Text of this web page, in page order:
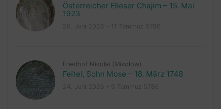
Österreicher Elieser Chajim – 15. Mai
1923
Friedhof Nikolai (Mikolow)
Feitel, Sohn Mose – 18. März 1748